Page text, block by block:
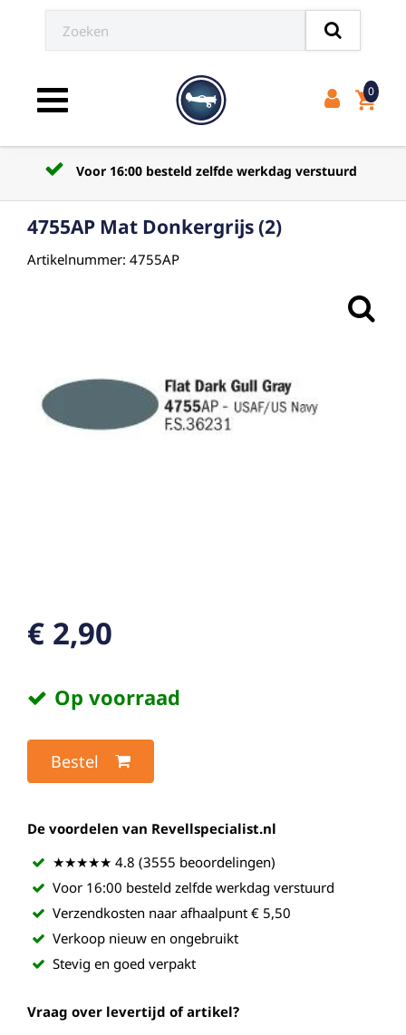
Toggle navigation shopping_cart
0
Voor 16:00 besteld zelfde werkdag verstuurd
4755AP Mat Donkergrijs (2)
Artikelnummer: 4755AP
€ 2,90
Op voorraad
Bestel
De voordelen van Revellspecialist.nl
★★★★★ 4.8 (3555 beoordelingen)
Voor 16:00 besteld zelfde werkdag verstuurd
Verzendkosten naar afhaalpunt € 5,50
Verkoop nieuw en ongebruikt
Stevig en goed verpakt
Vraag over levertijd of artikel?